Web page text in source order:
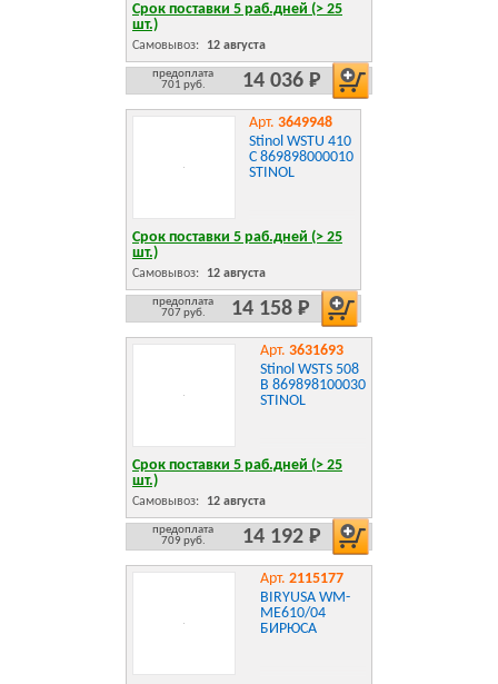
Срок поставки 5 раб.дней (> 25
шт.)
Самовывоз: 12 августа
предоплата
701 руб.
14 036 Р
Арт. 3649948
Stinol WSTU 410
C 869898000010
STINOL
Срок поставки 5 раб.дней (> 25
шт.)
Самовывоз: 12 августа
предоплата
707 руб.
14 158 Р
Арт. 3631693
Stinol WSTS 508
B 869898100030
STINOL
Срок поставки 5 раб.дней (> 25
шт.)
Самовывоз: 12 августа
предоплата
709 руб.
14 192 Р
Арт. 2115177
BIRYUSA WM-
ME610/04
БИРЮСА